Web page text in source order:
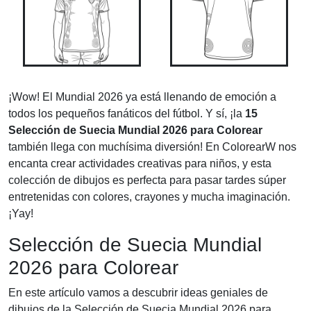
¡Wow! El Mundial 2026 ya está llenando de emoción a
todos los pequeños fanáticos del fútbol. Y sí, ¡la 15
Selección de Suecia Mundial 2026 para Colorear
también llega con muchísima diversión! En ColorearW nos
encanta crear actividades creativas para niños, y esta
colección de dibujos es perfecta para pasar tardes súper
entretenidas con colores, crayones y mucha imaginación.
¡Yay!
Selección de Suecia Mundial
2026 para Colorear
En este artículo vamos a descubrir ideas geniales de